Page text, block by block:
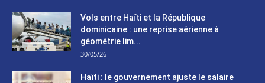
Vols entre Haïti et la République
dominicaine : une reprise aérienne à
géométrie lim...
30/05/26
Haïti : le gouvernement ajuste le salaire